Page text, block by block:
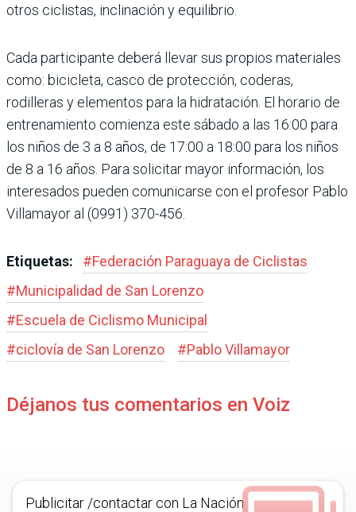
otros ciclistas, inclinación y equilibrio.
Cada participante deberá llevar sus propios materiales
como: bicicleta, casco de protección, coderas,
rodilleras y elementos para la hidratación. El horario de
entrenamiento comienza este sábado a las 16:00 para
los niños de 3 a 8 años, de 17:00 a 18:00 para los niños
de 8 a 16 años. Para solicitar mayor información, los
interesados pueden comunicarse con el profesor Pablo
Villamayor al (0991) 370-456.
Etiquetas: #Federación Paraguaya de Ciclistas
#Municipalidad de San Lorenzo
#Escuela de Ciclismo Municipal
#ciclovía de San Lorenzo #Pablo Villamayor
Déjanos tus comentarios en Voiz
Publicitar /contactar con La Nación